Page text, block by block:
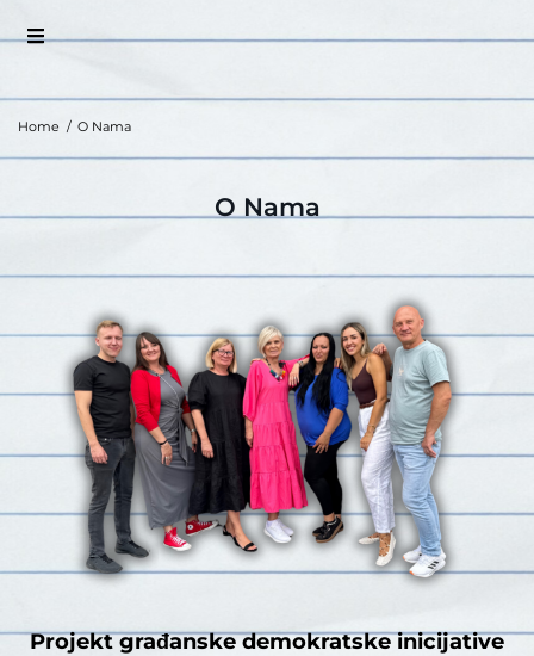
Home / O Nama
O Nama
Projekt građanske demokratske inicijative